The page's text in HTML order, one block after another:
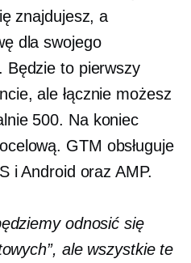
znajdujesz, a
dla swojego
Będzie to pierwszy
ale łącznie możesz
500. Na koniec
GTM obsługuje
i Android oraz AMP.
odnosić się
ale wszystkie te